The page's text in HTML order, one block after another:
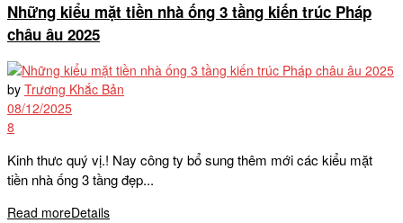
Những kiểu mặt tiền nhà ống 3 tầng kiến trúc Pháp
châu âu 2025
by Trương Khắc Bản
08/12/2025
8
Kinh thưc quý vị.! Nay công ty bổ sung thêm mới các kiểu mặt
tiền nhà ống 3 tầng đẹp...
Read moreDetails